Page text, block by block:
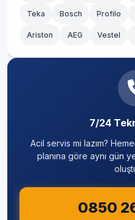
Sultanbeyli
Yavuz Selim
Yenigün
Teka Bosch Profilo
Ariston AEG Vestel
7/24
Acil servis mi lazım?
planına göre aynı gün
0850